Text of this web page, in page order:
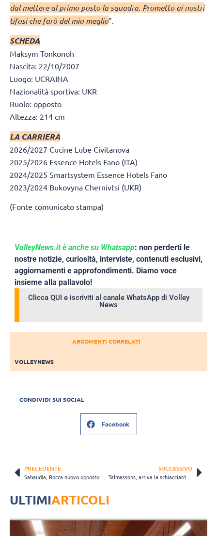
dal mettere al primo posto la squadra. Prometto ai nostri
tifosi che farò del mio meglio”.
SCHEDA
Maksym Tonkonoh
Nascita: 22/10/2007
Luogo: UCRAINA
Nazionalità sportiva: UKR
Ruolo: opposto
Altezza: 214 cm
LA CARRIERA
2026/2027 Cucine Lube Civitanova
2025/2026 Essence Hotels Fano (ITA)
2024/2025 Smartsystem Essence Hotels Fano
2023/2024 Bukovyna Chernivtsi (UKR)
(Fonte comunicato stampa)
VolleyNews.it è anche su Whatsapp: non perderti le
nostre notizie, curiosità, interviste, contenuti esclusivi,
aggiornamenti e approfondimenti. Diamo voce
insieme alla pallavolo!
Clicca QUI e iscriviti al canale WhatsApp di Volley
News
ARGOMENTI CORRELATI
VOLLEYNEWS
CONDIVIDI SUI SOCIAL
Facebook
PRECEDENTE
Sabaudia, Rocca nuovo opposto: “Voglio costruire con i miei compagni una stagione importante”
SUCCESSIVO
Talmassons, arriva la schiacciatrice Grabić: “Il campionato italiano il posto migliore per crescere”
ULTIMIARTICOLI